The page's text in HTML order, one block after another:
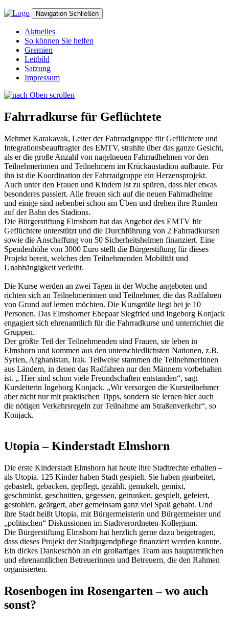
Navigation Schließen
Aktuelles
So können Sie helfen
Gremien
Leitbild
Satzung
Impressum
Fahrradkurse für Geflüchtete
Mehmet Karakavak, Leiter der Fahrradgruppe für Geflüchtete und
Integrationsbeauftragter des EMTV, strahlte über das ganze Gesicht,
als er die große Anzahl von nagelneuen Fahrradhelmen vor den
Teilnehmerinnen und Teilnehmern im Krückaustadion aufbaute. Für
ihn ist die Koordination der Fahrradgruppe ein Herzensprojekt.
Auch unter den Frauen und Kindern ist zu spüren, dass hier etwas
besonderes passiert. Alle freuen sich auf die neuen Fahrradhelme
und einige sind nebenbei schon am Üben und drehen ihre Runden
auf der Bahn des Stadions.
Die Bürgerstiftung Elmshorn hat das Angebot des EMTV für
Geflüchtete unterstützt und die Durchführung von 2 Fahrradkursen
sowie die Anschaffung von 50 Sicherheitshelmen finanziert. Eine
Spendenhöhe von 3000 Euro stellt die Bürgerstiftung für dieses
Projekt bereit, welches den Teilnehmenden Mobilität und
Unabhängigkeit verleiht.
Die Kurse werden an zwei Tagen in der Woche angeboten und
richten sich an Teilnehmerinnen und Teilnehmer, die das Radfahren
von Grund auf lernen möchten. Die Kursgröße liegt bei je 10
Personen. Das Elmshorner Ehepaar Siegfried und Ingeborg Konjack
engagiert sich ehrenamtlich für die Fahrradkurse und unterrichtet die
Gruppen.
Der größte Teil der Teilnehmenden sind Frauen, sie leben in
Elmshorn und kommen aus den unterschiedlichsten Nationen, z.B.
Syrien, Afghanistan, Irak. Teilweise stammen die Teilnehmerinnen
aus Ländern, in denen das Radfahren nur den Männern vorbehalten
ist. „ Hier sind schon viele Freundschaften entstanden“, sagt
Kursleiterin Ingeborg Konjack. „Wir versorgen die Kursteilnehmer
aber nicht nur mit praktischen Tipps, sondern sie lernen hier auch
die nötigen Verkehrsregeln zur Teilnahme am Straßenverkehr“, so
Konjack.
Utopia – Kinderstadt Elmshorn
Die erste Kinderstadt Elmshorn hat heute ihre Stadtrechte erhalten –
als Utopia. 125 Kinder haben Stadt gespielt. Sie haben gearbeitet,
gebastelt, gebacken, gepflegt, gezählt, gemakelt, gemixt,
geschminkt, geschnitten, gegessen, getrunken, gespielt, gefeiert,
gestohlen, geärgert, aber gemeinsam ganz viel Spaß gehabt. Und
ihre Stadt heißt Utopia, mit Bürgermeisterin und Bürgermeister und
„politischen“ Diskussionen im Stadtverordneten-Kollegium.
Die Bürgerstiftung Elmshorn hat herzlich gerne dazu beigetragen,
dass dieses Projekt der Stadtjugendpflege finanziert werden konnte.
Ein dickes Dankeschön an ein großartiges Team aus hauptamtlichen
und ehrenamtlichen Betreuerinnen und Betreuern, die den Rahmen
organisierten.
Rosenbogen im Rosengarten – wo auch
sonst?